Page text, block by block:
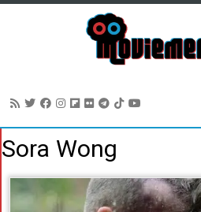
alSora Wong